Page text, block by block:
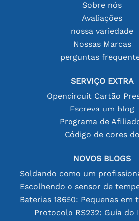
Sobre nós
Avaliações
nossa variedade
Nossas Marcas
perguntas
SERVIÇO EXTRA
Opencircuit Cartão
Escreva um blog
Programa de
Código de cores do
NOVOS BLOGS
Protocolo RS232: Guia do